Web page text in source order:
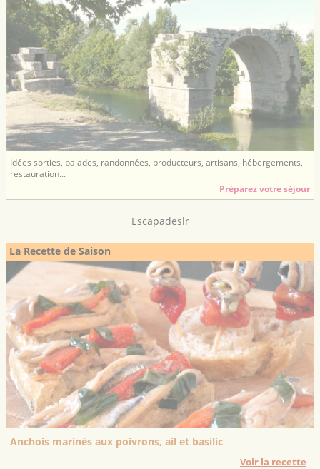
Idées sorties, balades, randonnées, producteurs, artisans, hébergements,
restauration...
Préparez votre séjour
Escapadeslr
La Recette de Saison
Anchois marinés aux poivrons, ail et basilic
Voir la recette